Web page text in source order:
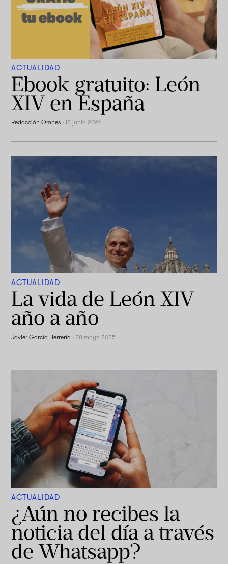
ACTUALIDAD
Ebook gratuito: León
XIV en España
Redacción Omnes ·12 junio 2026
ACTUALIDAD
La vida de León XIV
año a año
Javier García Herrería ·28 mayo 2025
ACTUALIDAD
¿Aún no recibes la
noticia del día a través
de Whatsapp?